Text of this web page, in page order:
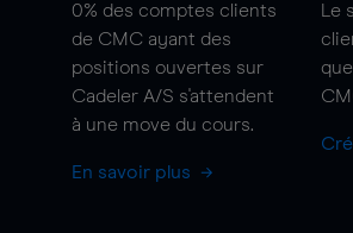
0% des comptes clients
de CMC ayant des
positions ouvertes sur
Cadeler A/S s'attendent
à une move du cours.
En savoir plus